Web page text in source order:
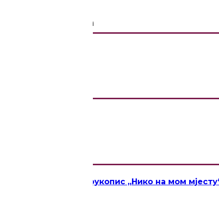
ТАДИЋ
Тадић“ за рукопис „Нико на мом